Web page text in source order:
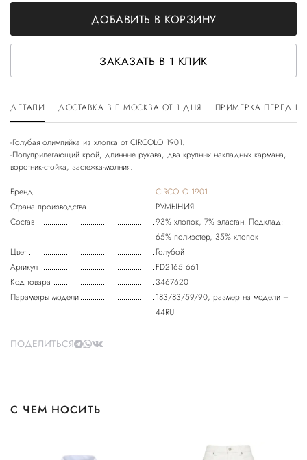
ДОБАВИТЬ В КОРЗИНУ
ЗАКАЗАТЬ В 1 КЛИК
ДЕТАЛИ ДОСТАВКА В Г. МОСКВА ОТ 1 ДНЯ ПРИМЕРКА ПЕРЕД
-Голубая олимпийка из хлопка от CIRCOLO 1901.
-Полуприлегающий крой, длинные рукава, два крупных накладных кармана,
Бренд
CIRCOLO 1901
Страна производства
РУМЫНИЯ
Состав
93% хлопок, 7% эластан. Подклад:
65% полиэстер, 35% хлопок
Цвет
Голубой
Артикул
FD2165 661
Код товара
3467620
Параметры модели
183/83/59/90, размер на модели –
44RU
ПОДЕЛИТЬСЯ
С ЧЕМ НОСИТЬ